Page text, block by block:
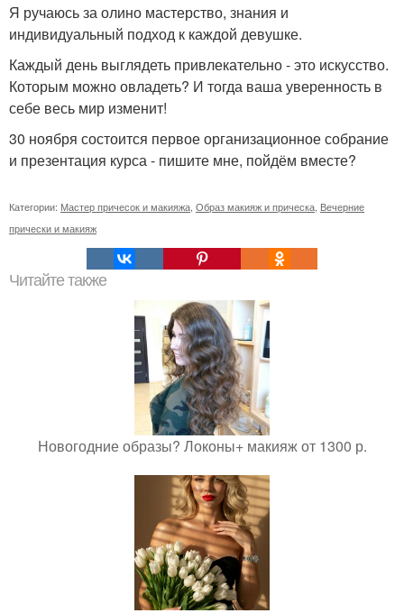
Я ручаюсь за олино мастерство, знания и
индивидуальный подход к каждой девушке.
Каждый день выглядеть привлекательно - это искусство.
Которым можно овладеть? И тогда ваша уверенность в
себе весь мир изменит!
30 ноября состоится первое организационное собрание
и презентация курса - пишите мне, пойдём вместе?
Категории: Мастер причесок и макияжа Образ макияж и прическа Вечерние
прически и макияж
Читайте также
Новогодние образы? Локоны+ макияж от 1300 р.